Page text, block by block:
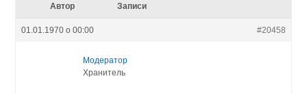
Автор Записи
01.01.1970 о 00:00 #20458
Модератор
Хранитель